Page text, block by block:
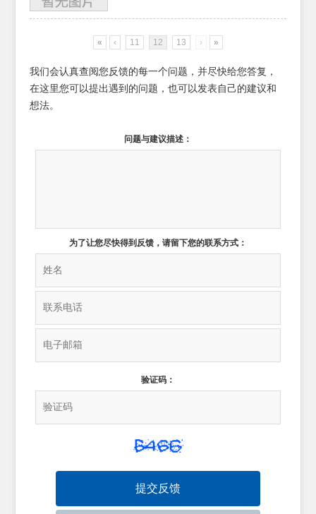
« ‹ 11 12 13 › »
我们会认真查阅您反馈的每一个问题，并尽快给您答复，
在这里您可以提出遇到的问题，也可以发表自己的建议和
想法。
问题与建议描述：
为了让您尽快得到反馈，请留下您的联系方式：
验证码：